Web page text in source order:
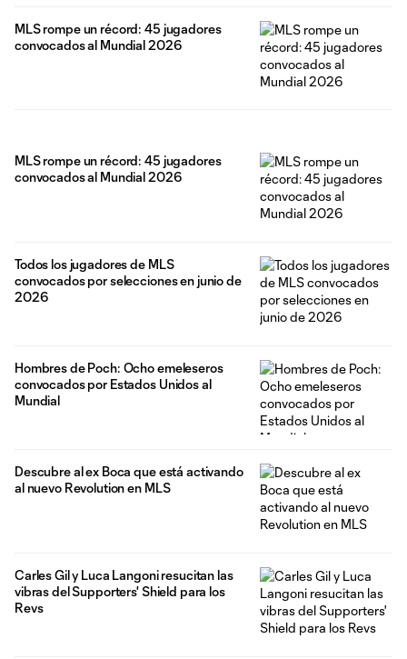
MLS rompe un récord: 45 jugadores
convocados al Mundial 2026
MLS rompe un récord: 45 jugadores
convocados al Mundial 2026
Todos los jugadores de MLS
convocados por selecciones en junio de
2026
Hombres de Poch: Ocho emeleseros
convocados por Estados Unidos al
Mundial
Descubre al ex Boca que está activando
al nuevo Revolution en MLS
Carles Gil y Luca Langoni resucitan las
vibras del Supporters' Shield para los
Revs